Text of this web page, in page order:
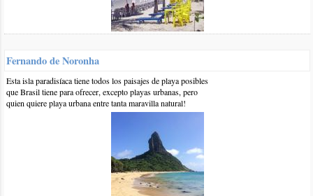
Fernando de Noronha
Esta isla paradisíaca tiene todos los paisajes de playa posibles
que Brasil tiene para ofrecer, excepto playas urbanas, pero
quien quiere playa urbana entre tanta maravilla natural!
Playas del Sur de Brasil
Playas de Río de Janeiro
Playas de São Paulo
Publicidad
Contacto
Brasil Playas en tu email
© 2009 / 2026 -
BrasilPlayas.com
Diseño y desarrollo: